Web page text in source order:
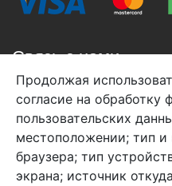
Связь с нами
+7 (495) 933-38-08
info@arben-textile.ru-
Продолжая
согласие на обработку
пользовательских
местоположении; тип
браузера; тип
экрана; источник